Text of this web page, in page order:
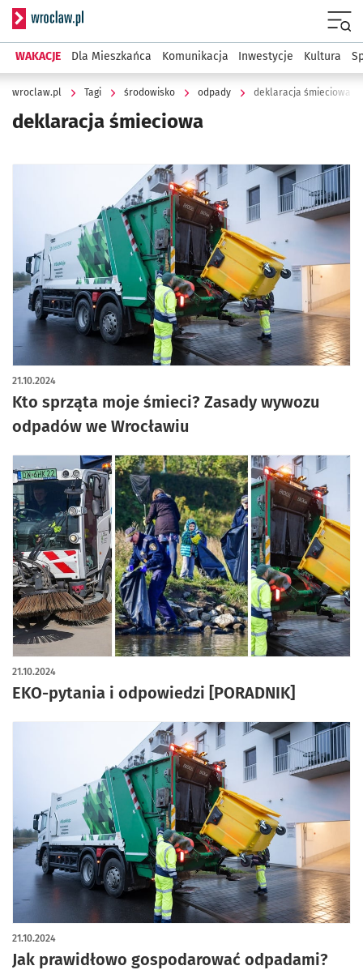
Serwis informacyjny wroclaw.pl
WAKACJE Dla Mieszkańca Komunikacja Inwestycje Kultura
wroclaw.pl Tagi środowisko odpady deklaracja śmieciowa
deklaracja śmieciowa
Kto sprząta moje śmieci? Zasady wywozu
odpadów we Wrocławiu
21.10.2024
EKO-pytania i odpowiedzi [PORADNIK]
21.10.2024
Jak prawidłowo gospodarować odpadami?
21.10.2024